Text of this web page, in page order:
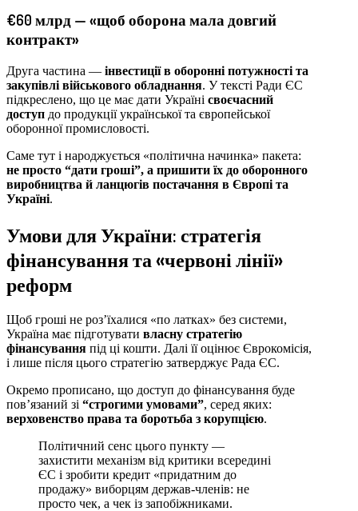
€60 млрд — «щоб оборона мала довгий
контракт»
Друга частина — інвестиції в оборонні потужності та
закупівлі військового обладнання. У тексті Ради ЄС
підкреслено, що це має дати Україні своєчасний
доступ до продукції української та європейської
оборонної промисловості.
Саме тут і народжується «політична начинка» пакета:
не просто “дати гроші”, а пришити їх до оборонного
виробництва й ланцюгів постачання в Європі та
Україні.
Умови для України: стратегія
фінансування та «червоні лінії»
реформ
Щоб гроші не роз’їхалися «по латках» без системи,
Україна має підготувати власну стратегію
фінансування під ці кошти. Далі її оцінює Єврокомісія,
і лише після цього стратегію затверджує Рада ЄС.
Окремо прописано, що доступ до фінансування буде
пов’язаний зі “строгими умовами”, серед яких:
верховенство права та боротьба з корупцією.
Політичний сенс цього пункту —
захистити механізм від критики всередині
ЄС і зробити кредит «придатним до
продажу» виборцям держав-членів: не
просто чек, а чек із запобіжниками.